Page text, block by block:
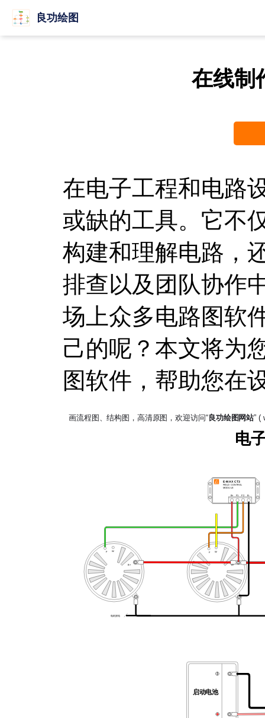
良功绘图
在线制
在电子工程和电路
或缺的工具。它不
构建和理解电路，
排查以及团队协作
场上众多电路图软
己的呢？本文将为
图软件，帮助您在